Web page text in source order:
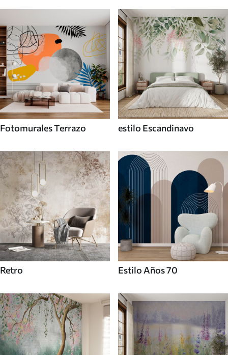
Fotomurales Terrazo estilo Escandinavo
Retro Estilo Años 70